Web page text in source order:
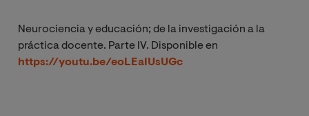
Neurociencia y educación; de la investigación a la
práctica docente. Parte IV. Disponible en
https://youtu.be/eoLEaIUsUGc